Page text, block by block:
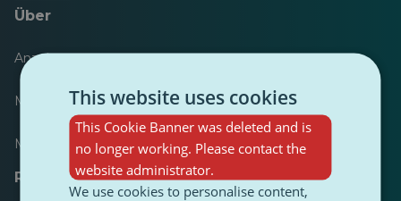
Über
Anzeiger
Meist veröffentlicht
Meist befolgt
Ressourcen für Journalisten
This website uses cookies
This Cookie Banner was deleted and is
no longer working. Please contact the
website administrator.
We use cookies to personalise content,